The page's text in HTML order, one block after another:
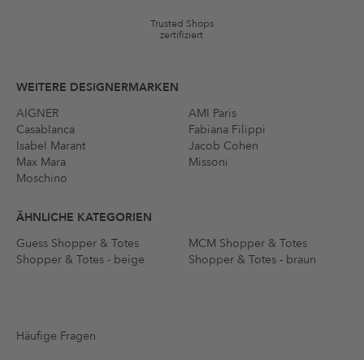
Trusted Shops
zertifiziert
WEITERE DESIGNERMARKEN
AIGNER
AMI Paris
Casablanca
Fabiana Filippi
Isabel Marant
Jacob Cohen
Max Mara
Missoni
Moschino
ÄHNLICHE KATEGORIEN
Guess Shopper & Totes
MCM Shopper & Totes
Shopper & Totes - beige
Shopper & Totes - braun
Häufige Fragen